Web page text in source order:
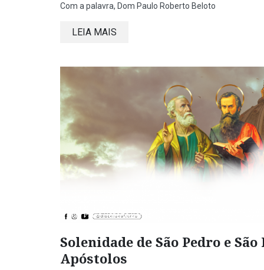
Com a palavra, Dom Paulo Roberto Beloto
LEIA MAIS
Dom Paulo Roberto Beloto
Solenidade de São Pedro e São
Apóstolos